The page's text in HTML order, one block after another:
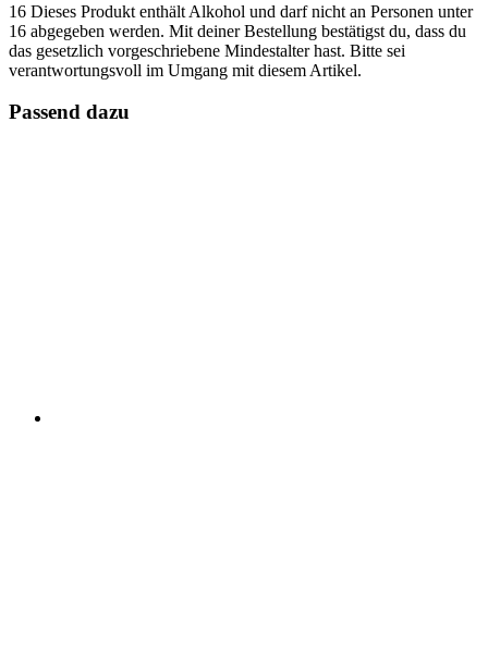
16 Dieses Produkt enthält Alkohol und darf nicht an Personen unter
16 abgegeben werden. Mit deiner Bestellung bestätigst du, dass du
das gesetzlich vorgeschriebene Mindestalter hast. Bitte sei
verantwortungsvoll im Umgang mit diesem Artikel.
Passend dazu